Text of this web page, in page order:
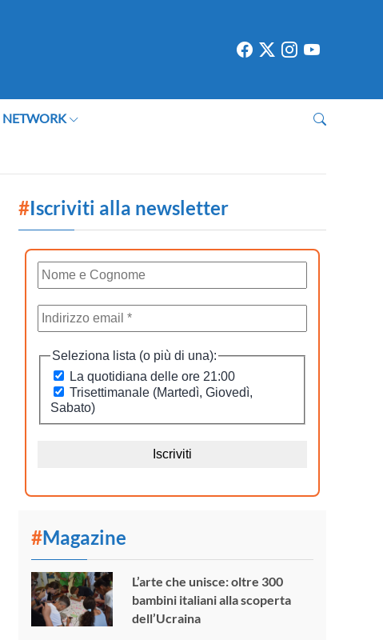
NETWORK
#Iscriviti alla newsletter
#Magazine
L’arte che unisce: oltre 300
bambini italiani alla scoperta
dell’Ucraina